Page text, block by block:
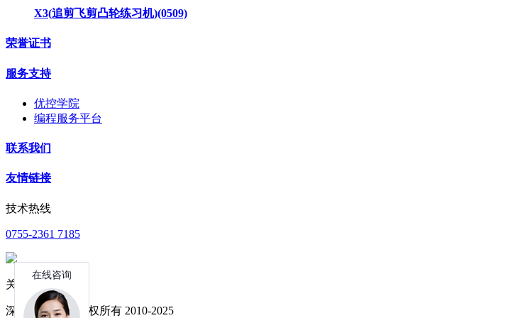
X3(追剪飞剪凸轮练习机)(0509)
荣誉证书
服务支持
优控学院
编程服务平台
联系我们
友情链接
技术热线
0755-2361 7185
关注公众号
深圳中达优控 版权所有 2010-2025